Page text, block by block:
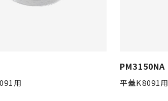
用
PM3150NA
平蓋K8091用